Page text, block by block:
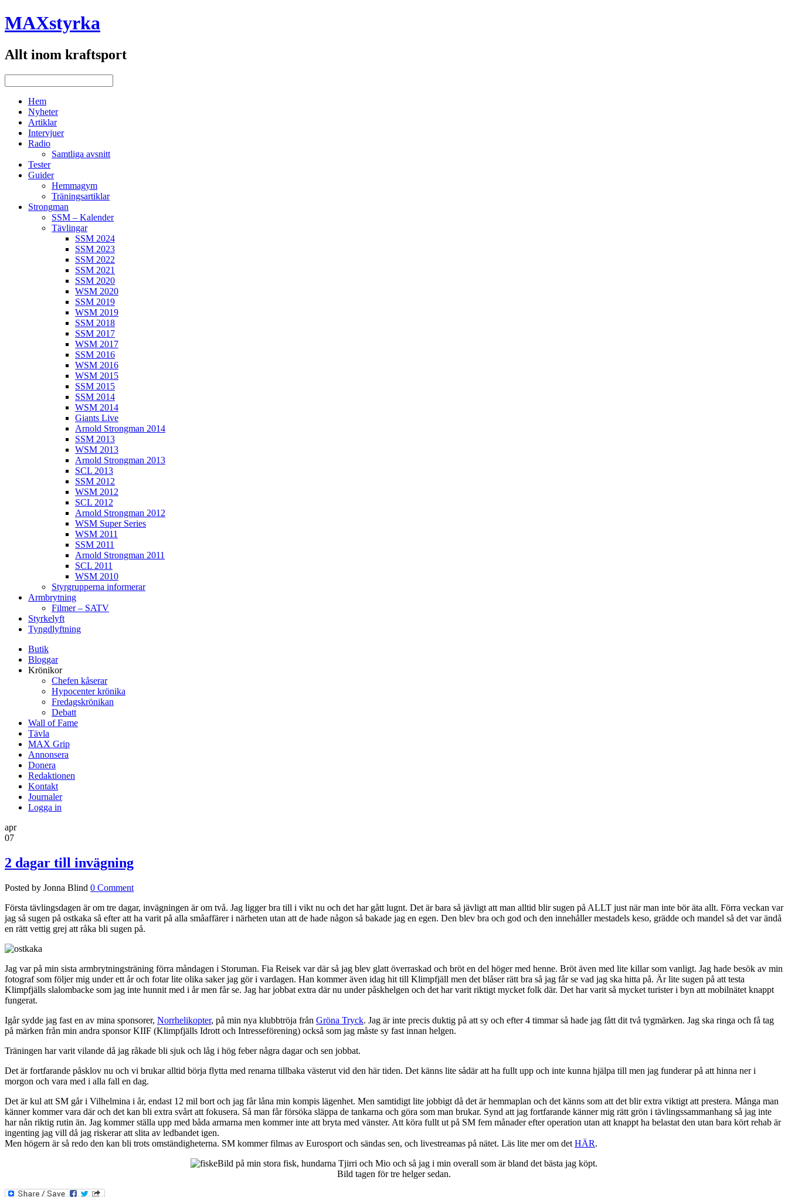
MAXstyrka
Allt inom kraftsport
Hem
Nyheter
Artiklar
Intervjuer
Radio
Samtliga avsnitt
Tester
Guider
Hemmagym
Träningsartiklar
Strongman
SSM – Kalender
Tävlingar
SSM 2024
SSM 2023
SSM 2022
SSM 2021
SSM 2020
WSM 2020
SSM 2019
WSM 2019
SSM 2018
SSM 2017
WSM 2017
SSM 2016
WSM 2016
WSM 2015
SSM 2015
SSM 2014
WSM 2014
Giants Live
Arnold Strongman 2014
SSM 2013
WSM 2013
Arnold Strongman 2013
SCL 2013
SSM 2012
WSM 2012
SCL 2012
Arnold Strongman 2012
WSM Super Series
WSM 2011
SSM 2011
Arnold Strongman 2011
SCL 2011
WSM 2010
Styrgrupperna informerar
Armbrytning
Filmer – SATV
Styrkelyft
Tyngdlyftning
Butik
Bloggar
Krönikor
Chefen kåserar
Hypocenter krönika
Fredagskrönikan
Debatt
Wall of Fame
Tävla
MAX Grip
Annonsera
Donera
Redaktionen
Kontakt
Journaler
Logga in
apr
07
2 dagar till invägning
Posted by Jonna Blind 0 Comment
Första tävlingsdagen är om tre dagar, invägningen är om två. Jag ligger bra till i vikt nu och det har gått lugnt. Det är bara så jävligt att man alltid blir sugen på ALLT just när man inte bör äta allt. Förra veckan var
jag så sugen på ostkaka så efter att ha varit på alla småaffärer i närheten utan att de hade någon så bakade jag en egen. Den blev bra och god och den innehåller mestadels keso, grädde och mandel så det var ändå
en rätt vettig grej att råka bli sugen på.
Jag var på min sista armbrytningsträning förra måndagen i Storuman. Fia Reisek var där så jag blev glatt överraskad och bröt en del höger med henne. Bröt även med lite killar som vanligt. Jag hade besök av min
fotograf som följer mig under ett år och fotar lite olika saker jag gör i vardagen. Han kommer även idag hit till Klimpfjäll men det blåser rätt bra så jag får se vad jag ska hitta på. Är lite sugen på att testa
Klimpfjälls slalombacke som jag inte hunnit med i år men får se. Jag har jobbat extra där nu under påskhelgen och det har varit riktigt mycket folk där. Det har varit så mycket turister i byn att mobilnätet knappt
fungerat.
Igår sydde jag fast en av mina sponsorer, Norrhelikopter, på min nya klubbtröja från Gröna Tryck. Jag är inte precis duktig på att sy och efter 4 timmar så hade jag fått dit två tygmärken. Jag ska ringa och få tag
på märken från min andra sponsor KIIF (Klimpfjälls Idrott och Intresseförening) också som jag måste sy fast innan helgen.
Träningen har varit vilande då jag råkade bli sjuk och låg i hög feber några dagar och sen jobbat.
Det är fortfarande påsklov nu och vi brukar alltid börja flytta med renarna tillbaka västerut vid den här tiden. Det känns lite sådär att ha fullt upp och inte kunna hjälpa till men jag funderar på att hinna ner i
morgon och vara med i alla fall en dag.
Det är kul att SM går i Vilhelmina i år, endast 12 mil bort och jag får låna min kompis lägenhet. Men samtidigt lite jobbigt då det är hemmaplan och det känns som att det blir extra viktigt att prestera. Många man
känner kommer vara där och det kan bli extra svårt att fokusera. Så man får försöka släppa de tankarna och göra som man brukar. Synd att jag fortfarande känner mig rätt grön i tävlingssammanhang så jag inte
har nån riktig rutin än. Jag kommer ställa upp med båda armarna men kommer inte att bryta med vänster. Att köra fullt ut på SM fem månader efter operation utan att knappt ha belastat den utan bara kört rehab är
ingenting jag vill då jag riskerar att slita av ledbandet igen.
Men högern är så redo den kan bli trots omständigheterna. SM kommer filmas av Eurosport och sändas sen, och livestreamas på nätet. Läs lite mer om det HÄR.
Bild på min stora fisk, hundarna Tjirri och Mio och så jag i min overall som är bland det bästa jag köpt.
Bild tagen för tre helger sedan.